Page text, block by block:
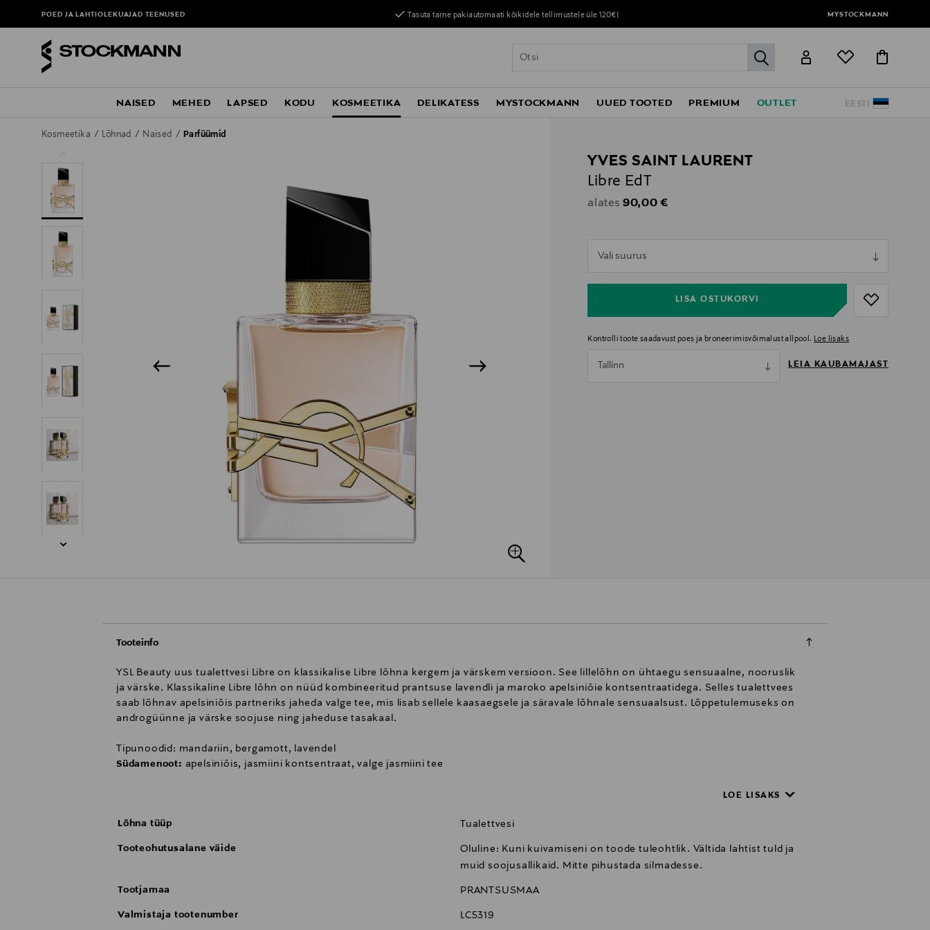
POED JA LAHTIOLEKUAJADTEENUSED Tasuta tarne pakiautomaati kõikidele tellimustele üle 120€! MYSTOCKMANN
label.header.go
EESTI
NAISED MEHED LAPSED KODU KOSMEETIKA DELIKATESS MYSTOCKMANN UUED TOOTED PREMIUM OUTLET
Kosmeetika Lõhnad Naised Parfüümid
YVES SAINT LAURENT
Libre EdT
alates Original Price
90,00 €
Vali suurus
LISA OSTUKORVI
Kontrolli toote saadavust poes ja broneerimisvõimalust allpool. Loe lisaks
Tallinn LEIA KAUBAMAJAST
Tooteinfo
YSL Beauty uus tualettvesi Libre on klassikalise Libre lõhna kergem ja värskem versioon. See lillelõhn on ühtaegu sensuaalne, nooruslik
ja värske. Klassikaline Libre lõhn on nüüd kombineeritud prantsuse lavendli ja maroko apelsiniõie kontsentraatidega. Selles tualettvees
saab lõhnav apelsiniõis partneriks jaheda valge tee, mis lisab sellele kaasaegsele ja säravale lõhnale sensuaalsust. Lõppetulemuseks on
androgüünne ja värske soojuse ning jaheduse tasakaal.
Tipunoodid: mandariin, bergamott, lavendel
Südamenoot: apelsiniõis, jasmiini kontsentraat, valge jasmiini tee
Vabadus valida. Ilma kompromissideta. Omaenda tingimustel. Libre tualettvesi tõstab vabaduse uuele tasemele: Elu vaba ja enesekindla
smokingu. Lõhna reklaamnäoks on YSL Beauty lõhnasaadik Dua Lipa.
LOE LISAKS
Lõhna tüüp Tualettvesi
Tooteohutusalane väide
Oluline: Kuni kuivamiseni on toode tuleohtlik. Vältida lahtist tuld ja
muid soojusallikaid. Mitte pihustada silmadesse.
Tootjamaa PRANTSUSMAA
Valmistaja tootenumber LC5319